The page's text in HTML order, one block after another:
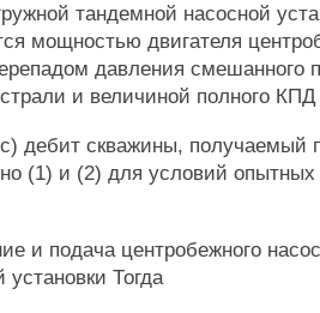
тандемной насосной
мощностью двигателя
давления смешанного
и величиной полного КПД
дебит скважины, получаемый
(1) и (2) для условий опытных
и подача центробежного
Тогда